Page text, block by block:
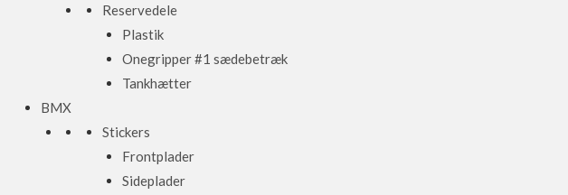
Reservedele
Plastik
Onegripper #1 sædebetræk
Tankhætter
BMX
Stickers
Frontplader
Sideplader